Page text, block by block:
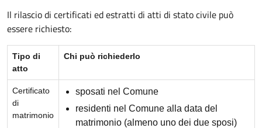
Il rilascio di certificati ed estratti di atti di stato civile può
essere richiesto:
Tipo di
atto
Chi può richiederlo
Certificato
di
matrimonio
sposati nel Comune
residenti nel Comune alla data del
matrimonio (almeno uno dei due sposi)